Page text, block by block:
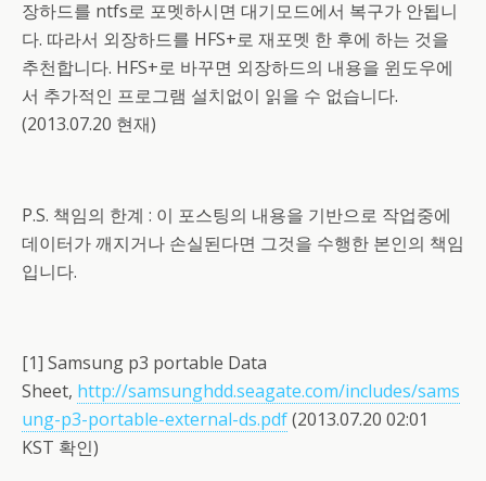
장하드를 ntfs로 포멧하시면 대기모드에서 복구가 안됩니
다. 따라서 외장하드를 HFS+로 재포멧 한 후에 하는 것을
추천합니다. HFS+로 바꾸면 외장하드의 내용을 윈도우에
서 추가적인 프로그램 설치없이 읽을 수 없습니다.
(2013.07.20 현재)
P.S. 책임의 한계 : 이 포스팅의 내용을 기반으로 작업중에
데이터가 깨지거나 손실된다면 그것을 수행한 본인의 책임
입니다.
[1] Samsung p3 portable Data
Sheet, http://samsunghdd.seagate.com/includes/sams
ung-p3-portable-external-ds.pdf(2013.07.20 02:01
KST 확인)